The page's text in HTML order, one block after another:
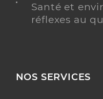
Santé et
réflexes au
NOS SERVICES